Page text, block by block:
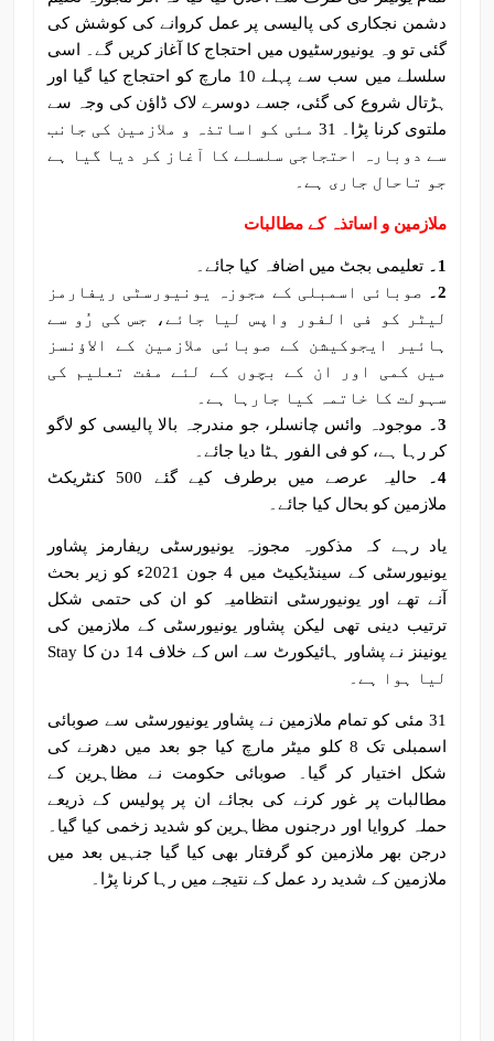
دشمن نجکاری کی پالیسی پر عمل کروانے کی کوشش کی
گئی تو وہ یونیورسٹیوں میں احتجاج کا آغاز کریں گے۔ اسی
سلسلے میں سب سے پہلے 10 مارچ کو احتجاج کیا گیا اور
ہڑتال شروع کی گئی، جسے دوسرے لاک ڈاؤن کی وجہ سے
ملتوی کرنا پڑا۔ 31 مئی کو اساتذہ و ملازمین کی جانب
سے دوبارہ احتجاجی سلسلے کا آغاز کر دیا گیا ہے
جو تاحال جاری ہے۔
ملازمین و اساتذہ کے مطالبات
1۔
تعلیمی بجٹ میں اضافہ کیا جائے۔
2۔
صوبائی اسمبلی کے مجوزہ یونیورسٹی ریفارمز
لیٹر کو فی الفور واپس لیا جائے، جس کی رُو سے
ہائیر ایجوکیشن کے صوبائی ملازمین کے الاؤنسز
میں کمی اور ان کے بچوں کے لئے مفت تعلیم کی
سہولت کا خاتمہ کیا جارہا ہے۔
3۔
موجودہ وائس چانسلر، جو مندرجہ بالا پالیسی کو لاگو
کر رہا ہے، کو فی الفور ہٹا دیا جائے۔
4۔
حالیہ عرصے میں برطرف کیے گئے 500 کنٹریکٹ
ملازمین کو بحال کیا جائے۔
یاد رہے کہ مذکورہ مجوزہ یونیورسٹی ریفارمز پشاور
یونیورسٹی کے سینڈیکیٹ میں 4 جون 2021ء کو زیر بحث
آنے تھے اور یونیورسٹی انتظامیہ کو ان کی حتمی شکل
ترتیب دینی تھی لیکن پشاور یونیورسٹی کے ملازمین کی
یونینز نے پشاور ہائیکورٹ سے اس کے خلاف 14 دن کا Stay
لیا ہوا ہے۔
31 مئی کو تمام ملازمین نے پشاور یونیورسٹی سے صوبائی
اسمبلی تک 8 کلو میٹر مارچ کیا جو بعد میں دھرنے کی
شکل اختیار کر گیا۔ صوبائی حکومت نے مظاہرین کے
مطالبات پر غور کرنے کی بجائے ان پر پولیس کے ذریعے
حملہ کروایا اور درجنوں مظاہرین کو شدید زخمی کیا گیا۔
درجن بھر ملازمین کو گرفتار بھی کیا گیا جنہیں بعد میں
ملازمین کے شدید رد عمل کے نتیجے میں رہا کرنا پڑا۔